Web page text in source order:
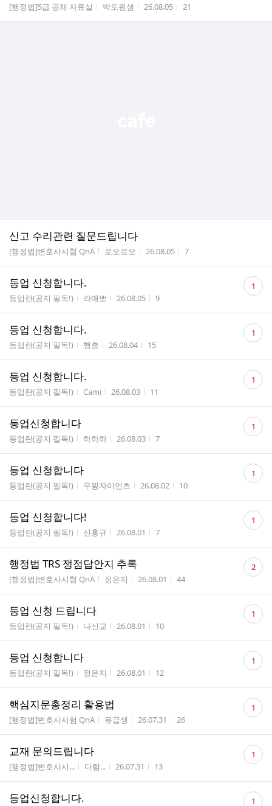
게시판명
[행정법]5급 공채 자료실 작성자
박도원샘 작성시간
26.08.05 조회수
21
신고 수리관련 질문드립니다
게시판명
[행정법]변호사시험 QnA 작성자
로오로오 작성시간
26.08.05 조회수
7
등업 신청합니다.
게시판명
등업란(공지 필독!) 작성자
라매뽀 작성시간
26.08.05 조회수
9
댓
글 1
등업 신청합니다.
게시판명
등업란(공지 필독!) 작성자
행총 작성시간
26.08.04 조회수
15
댓
글 1
등업 신청합니다.
게시판명
등업란(공지 필독!) 작성자
Cami 작성시간
26.08.03 조회수
11
댓
글 1
등업신청합니다
게시판명
등업란(공지 필독!) 작성자
하하하 작성시간
26.08.03 조회수
7
댓
글 1
등업 신청합니다
게시판명
등업란(공지 필독!) 작성자
우왕자이언츠 작성시간
26.08.02 조회수
10
댓
글 1
등업 신청합니다!
게시판명
등업란(공지 필독!) 작성자
신홍규 작성시간
26.08.01 조회수
7
댓
글 1
행정법 TRS 쟁점답안지 추록
게시판명
[행정법]변호사시험 QnA 작성자
정은지 작성시간
26.08.01 조회수
44
댓
글 2
등업 신청 드립니다
게시판명
등업란(공지 필독!) 작성자
나신교 작성시간
26.08.01 조회수
10
댓
글 1
등업 신청합니다
게시판명
등업란(공지 필독!) 작성자
정은지 작성시간
26.08.01 조회수
12
댓
글 1
핵심지문총정리 활용법
게시판명
[행정법]변호사시험 QnA 작성자
유급생 작성시간
26.07.31 조회수
26
댓
글 1
교재 문의드립니다
게시판명
[행정법]변호사시... 작성자
다람... 작성시간
26.07.31 조회수
13
댓
글 1
등업신청합니다.
댓
1